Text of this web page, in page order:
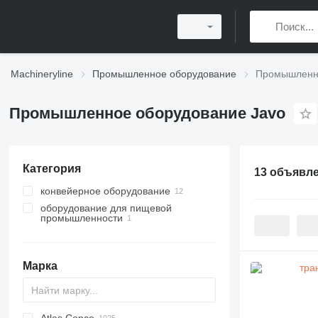
Machineryline Промышленное оборудование
Промышленное оборудование Javo
Категория
конвейерное оборудование
ленточные конвейеры
транспортеры
оборудование для пищевой
промышленности
сортировочные машины
Марка
13